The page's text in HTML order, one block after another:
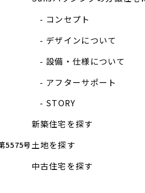
5575号
コンセプト
デザインについて
設備・仕様について
アフターサポート
STORY
新築住宅を探す
土地を探す
中古住宅を探す